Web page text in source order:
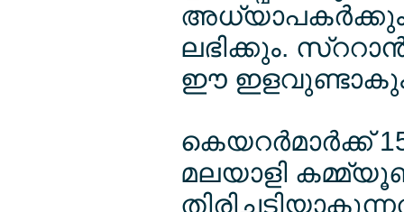
അധ്യാപകര്‍ക്കും
ലഭിക്കും.
ഈ
കെയറര്‍മാര്‍ക്ക്
മലയാളി